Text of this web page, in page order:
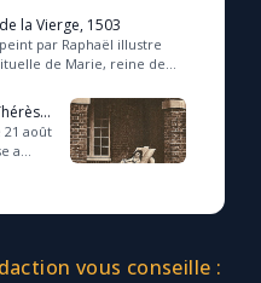
la Vierge, 1503
par Raphaël illustre
de Marie, reine de
21 août
a
vous conseille :